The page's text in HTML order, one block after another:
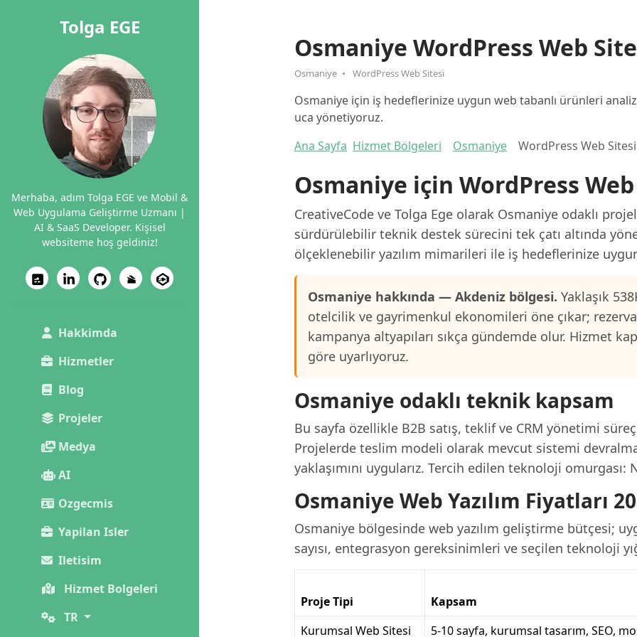
Tolga EGE
Merhaba, adım Tolga EGE ve Mobil &
Web Uygulama Geliştirme Uzmanı |
AI & SaaS Developer. Kişisel
websiteme hoş geldiniz!
Hakkimda
Hizmetler
Blog
Projeler
Medya
AI
Ozgecmis
Yapilan Isler
Iletisim
Hizmet Bolgeleri
TR
Osmaniye WordPress Web
Osmaniye WordPress Web Sitesi
Osmaniye için iş hedeflerinize uygun web tabanlı ürünleri
uca yönetiyoruz.
Ana Sayfa Hizmet Bölgeleri Osmaniye WordPress Web Sitesi
Osmaniye için WordPress
CreativeCode ve Tolga Ege olarak Osmaniye odaklı
sürdürülebilir teknik destek sürecini tek çatı altında
ölçeklenebilir yazılım mimarileri ile iş hedeflerinize
Osmaniye hakkında — Akdeniz bölgesi. Yaklaşık
otelcilik ve gayrimenkul ekonomileri öne çıkar;
kampanya altyapıları sıkça gündemde olur. Hizmet
göre uyarlıyoruz.
Osmaniye odaklı teknik kapsam
Bu sayfa özellikle B2B satış, teklif ve CRM yönetimi
Projelerde teslim modeli olarak mevcut sistemi
yaklaşımını uygularız. Tercih edilen teknoloji omurgası:
Osmaniye Web Yazılım Fiyatları
Osmaniye bölgesinde web yazılım geliştirme bütçesi;
sayısı, entegrasyon gereksinimleri ve seçilen teknoloji
Proje Tipi
Kapsam
Kurumsal Web Sitesi
5-10 sayfa, kurumsal tasarım, SEO,